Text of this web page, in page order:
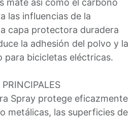
mate así como el carbono
las influencias de la
capa protectora duradera
la adhesión del polvo y la
para bicicletas eléctricas.
Spray protege eficazmente
metálicas, las superficies de